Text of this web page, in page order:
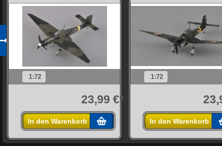
1:72
23,99 €*
In den Warenkorb
1:72
In den Warenkorb